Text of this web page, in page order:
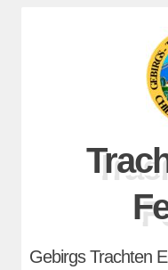
Gebirgs Trachten